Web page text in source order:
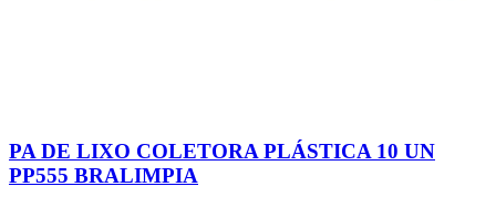
PA DE LIXO COLETORA PLÁSTICA 10 UN
PP555 BRALIMPIA